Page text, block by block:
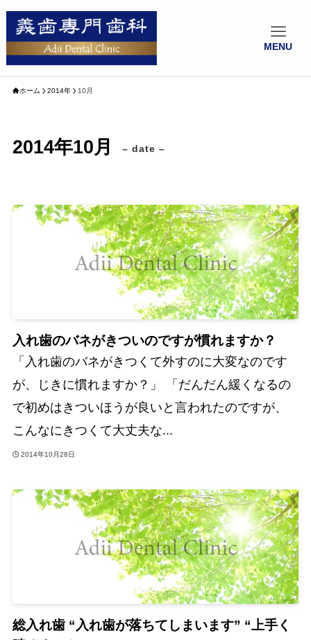
MENU
ホーム 2014年 10月
2014年10月 – date –
入れ歯のバネがきついのですが慣れますか？
「入れ歯のバネがきつくて外すのに大変なのです
が、じきに慣れますか？」 「だんだん緩くなるの
で初めはきついほうが良いと言われたのですが、
こんなにきつくて大丈夫な...
2014年10月28日
総入れ歯 “入れ歯が落ちてしまいます” “上手く